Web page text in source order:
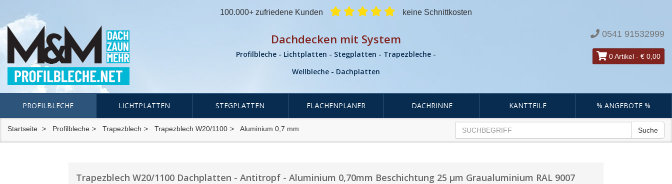
100.000+ zufriedene Kunden keine Schnittkosten
Dachdecken mit System
Profilbleche - Lichtplatten - Stegplatten - Trapezbleche -
Wellbleche - Dachplatten
0541 91532999
0 Artikel - € 0,00
PROFILBLECHE LICHTPLATTEN STEGPLATTEN FLÄCHENPLANER DACHRINNE KANTTEILE % ANGEBOTE %
Startseite Profilbleche Trapezblech Trapezblech W20/1100 Aluminium 0,7 mm Suche
Trapezblech W20/1100 Dachplatten - Antitropf - Aluminium 0,70mm Beschichtung 25 µm Graualuminium RAL 9007